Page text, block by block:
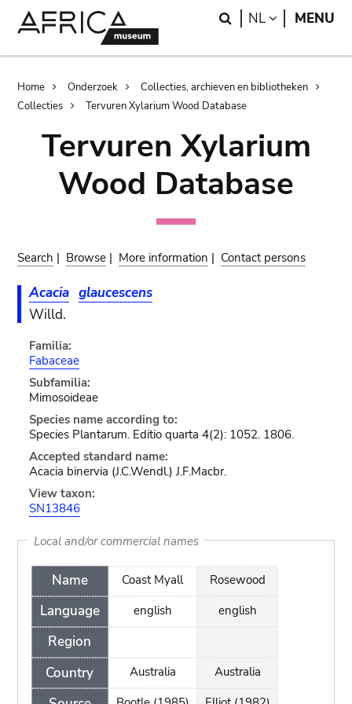
Search
NL LANGUAGE
MENU
Breadcrumb
Home Onderzoek
Collecties, archieven en bibliotheken
Collecties
Tervuren Xylarium Wood Database
Tervuren Xylarium
Wood Database
Search | Browse | More information | Contact persons
Acacia glaucescens
Willd.
Familia:
Fabaceae
Subfamilia:
Mimosoideae
Species name according to:
Species Plantarum. Editio quarta 4(2): 1052. 1806.
Accepted standard name:
Acacia binervia (J.C.Wendl.) J.F.Macbr.
View taxon:
SN13846
Local and/or commercial names
Name
Language
Region
Country
Coast Myall
english
Australia
Rosewood
english
Australia